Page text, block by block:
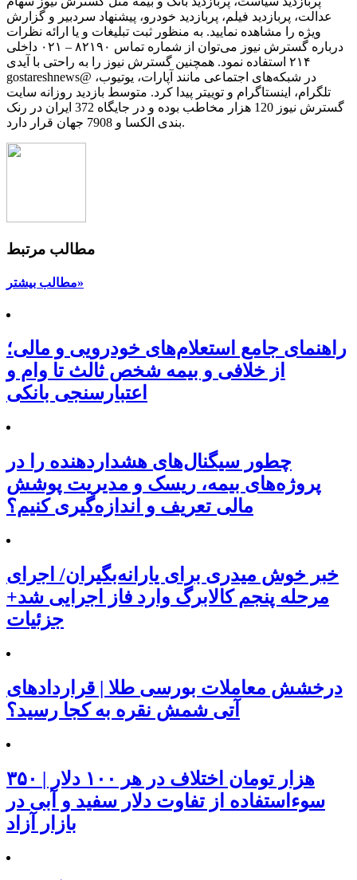
عدالت، پربازدید فیلم، پربازدید خودرو، پیشنهاد سردبیر و گزارش
ویژه را مشاهده نمایید. به منظور ثبت تبلیغات و یا ارائه نظرات
درباره گسترش نیوز می‌توان از شماره تماس ۸۲۱۹۰ – ۰۲۱ داخلی
۲۱۴ استفاده نمود. همچنین گسترش نیوز را به راحتی با آیدی
gostareshnews@ در شبکه‌های اجتماعی مانند آپارات، یوتیوب،
تلگرام، اینستاگرام و توییتر پیدا کرد. متوسط بازدید روزانه سایت
گسترش نیوز 120 هزار مخاطب بوده و در جایگاه 372 ایران در رنک
بندی الکسا و 7908 جهان قرار دارد.
مطالب مرتبط
مطالب بیشتر»
راهنمای جامع استعلام‌های خودرویی و مالی؛
از خلافی و بیمه شخص ثالث تا وام و
اعتبارسنجی بانکی
چطور سیگنال‌های هشداردهنده را در
پروژه‌های بیمه، ریسک و مدیریت پوشش
مالی تعریف و اندازه‌گیری کنیم؟
خبر خوش میدری برای یارانه‌بگیران/ اجرای
مرحله پنجم کالابرگ وارد فاز اجرایی شد+
جزئیات
درخشش معاملات بورسی طلا | قراردادهای
آتی شمش نقره به کجا رسید؟
۳۵۰ هزار تومان اختلاف در هر ۱۰۰ دلار |
سوءاستفاده از تفاوت دلار سفید و آبی در
بازار آزاد